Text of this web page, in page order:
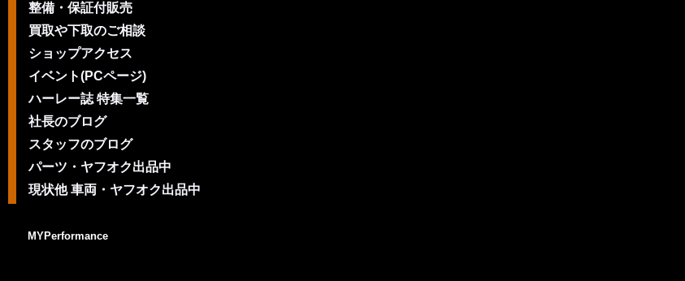
整備・保証付販売
買取や下取のご相談
ショップアクセス
イベント(PCページ)
ハーレー誌 特集一覧
社長のブログ
スタッフのブログ
パーツ・ヤフオク出品中
現状他 車両・ヤフオク出品中
MYPerformance